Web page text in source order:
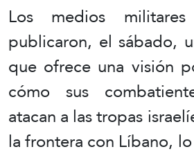
Los medios
publicaron, el sábado,
que ofrece una visión
cómo sus
atacan a las tropas
la frontera con Líbano,